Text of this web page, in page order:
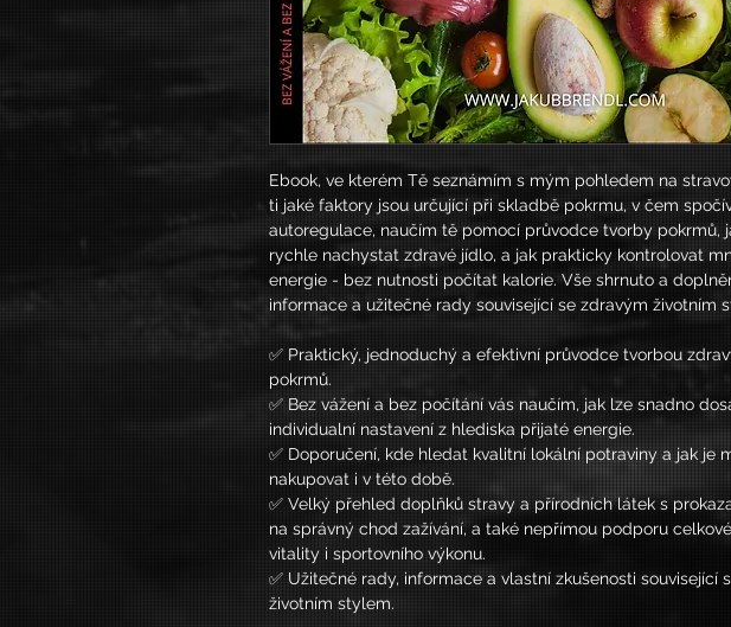
Ebook, ve kterém Tě seznámím s mým pohledem na
ti jaké faktory jsou určující při skladbě pokrmu, v čem
autoregulace, naučím tě pomocí průvodce tvorby pokrmů,
rychle nachystat zdravé jídlo, a jak prakticky kontrolovat
energie - bez nutnosti počítat kalorie. Vše shrnuto a
informace a užitečné rady související se zdravým životním
✅ Praktický, jednoduchý a efektivní průvodce tvorbou
pokrmů.
✅ Bez vážení a bez počítání vás naučím, jak lze snadno
individualní nastavení z hlediska přijaté energie.
✅ Doporučení, kde hledat kvalitní lokální potraviny a jak je
nakupovat i v této době.
✅ Velký přehled doplňků stravy a přírodních látek s
na správný chod zažívání, a také nepřímou podporu
vitality i sportovního výkonu.
✅ Užitečné rady, informace a vlastní zkušenosti související
životním stylem.